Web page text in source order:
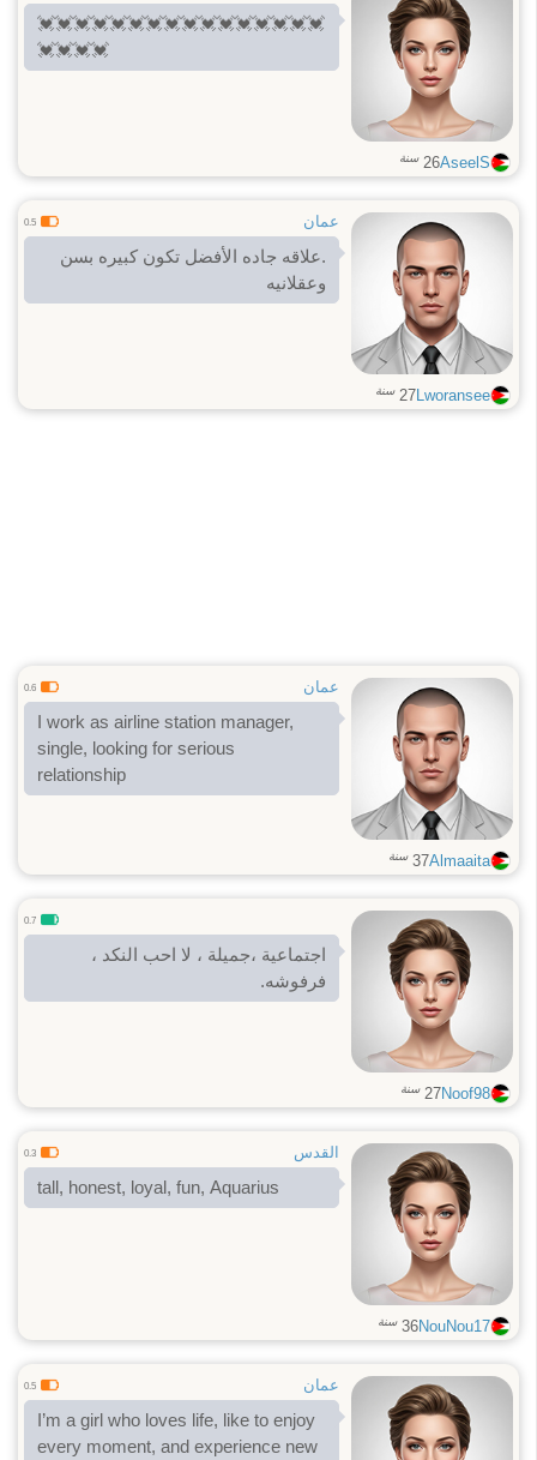
💓💓💓💓💓💓💓💓💓💓💓💓💓💓💓💓
💓💓💓💓
AseelS
26 سنة
عمان 0.5
.علاقه جاده الأفضل تكون كبيره بسن
وعقلانيه
Lworansee
27 سنة
عمان 0.6
I work as airline station manager,
single, looking for serious
relationship
Almaaita
37 سنة
0.7
اجتماعية ،جميلة ، لا احب النكد ،
فرفوشه.
Noof98
27 سنة
القدس 0.3
tall, honest, loyal, fun, Aquarius
NouNou17
36 سنة
عمان 0.5
I’m a girl who loves life, like to enjoy
every moment, and experience new